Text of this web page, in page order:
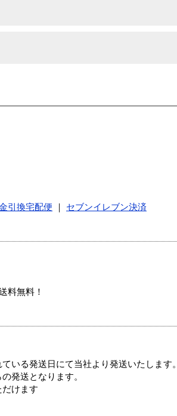
引換宅配便
セブンイレブン決済
料無料！
いる発送日にて当社より発送いたします。
発送となります。
けます